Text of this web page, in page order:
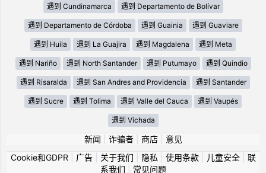
遇到 Cundinamarca 遇到 Departamento de Bolívar
遇到 Departamento de Córdoba 遇到 Guainia 遇到 Guaviare
遇到 Huila 遇到 La Guajira 遇到 Magdalena 遇到 Meta
遇到 Nariño 遇到 North Santander 遇到 Putumayo 遇到 Quindio
遇到 Risaralda 遇到 San Andres and Providencia 遇到 Santander
遇到 Sucre 遇到 Tolima 遇到 Valle del Cauca 遇到 Vaupés
遇到 Vichada
新闻 诈骗者| 商店| 意见
Cookie和GDPR
广告| 关于我们 隐私 使用条款| 儿童安全| 联
系我们
常见问题